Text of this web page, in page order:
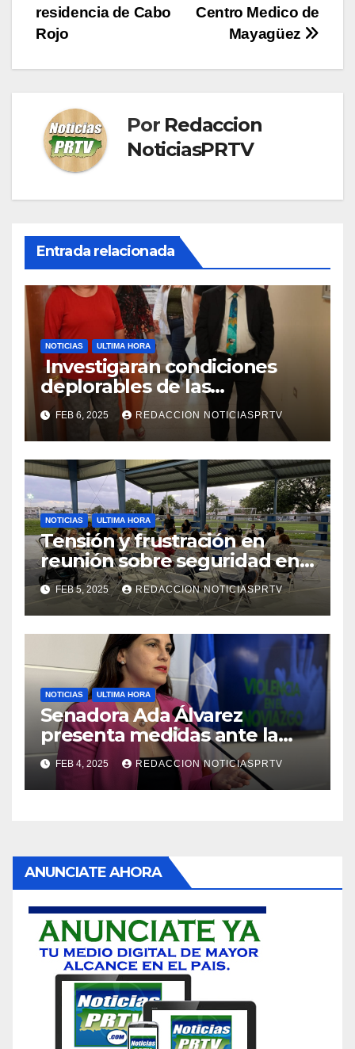
de
entradas
Centro Medico de
Mayagüez
residencia de Cabo
Rojo
Por Redaccion
NoticiasPRTV
Entrada relacionada
NOTICIAS ULTIMA HORA
Investigaran condiciones
deplorables de las
facilidades el Departamento
de la Salud en Mayagüez
FEB 6, 2025 REDACCION NOTICIASPRTV
NOTICIAS ULTIMA HORA
Tensión y frustración en
reunión sobre seguridad en
Reparto Metropolitano
FEB 5, 2025 REDACCION NOTICIASPRTV
NOTICIAS ULTIMA HORA
Senadora Ada Álvarez
presenta medidas ante la
violencia en el noviazgo
FEB 4, 2025 REDACCION NOTICIASPRTV
ANUNCIATE AHORA